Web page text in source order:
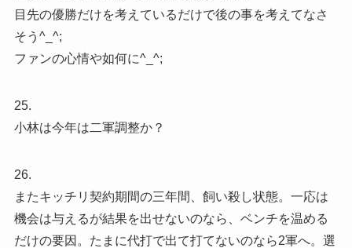
目先の優勝だけを考えているだけで後の事を考えてなさ
そう^_^;
ファンの心情や如何に^_^;
25.
小林は今年は二軍調整か？
26.
またキッチリ契約期間の三年間、飼い殺し状態。一応は
機会は与えるが結果を出せないのなら、ベンチを温める
だけの要因。たまに代打で出て打てないのなら2軍へ。選